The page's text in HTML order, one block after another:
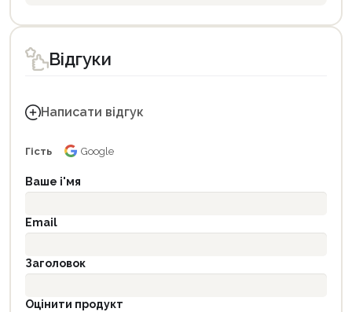
Відгуки
Написати відгук
Гість Google
Ваше і'мя
Email
Заголовок
Оцінити продукт